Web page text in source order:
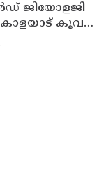
ജിയോളജി
കൂവ